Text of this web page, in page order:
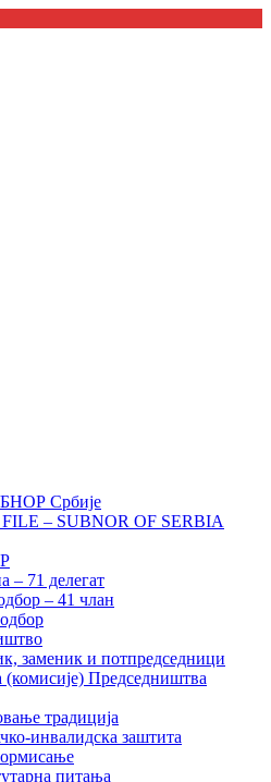
Србије
– SUBNOR OF SERBIA
– 71 делегат
– 41 члан
заменик и потпредседници
(комисије) Председништва
традиција
инвалидска заштита
питања